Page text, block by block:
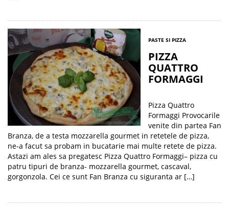
PASTE SI PIZZA
PIZZA
QUATTRO
FORMAGGI
Pizza Quattro
Formaggi Provocarile
venite din partea Fan
Branza, de a testa mozzarella gourmet in retetele de pizza,
ne-a facut sa probam in bucatarie mai multe retete de pizza.
Astazi am ales sa pregatesc Pizza Quattro Formaggi– pizza cu
patru tipuri de branza- mozzarella gourmet, cascaval,
gorgonzola. Cei ce sunt Fan Branza cu siguranta ar […]